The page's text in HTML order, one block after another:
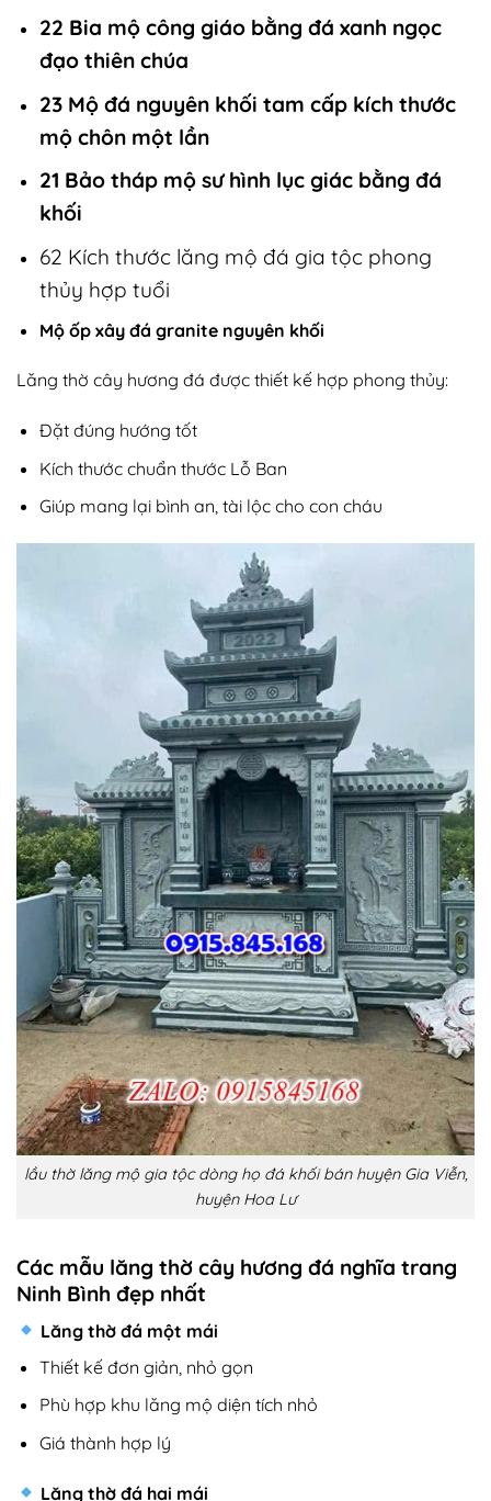
22 Bia mộ công giáo bằng đá xanh ngọc
đạo thiên chúa
23 Mộ đá nguyên khối tam cấp kích thước
mộ chôn một lần
21 Bảo tháp mộ sư hình lục giác bằng đá
khối
62 Kích thước lăng mộ đá gia tộc phong
thủy hợp tuổi
Mộ ốp xây đá granite nguyên khối
Lăng thờ cây hương đá được thiết kế hợp phong thủy:
Đặt đúng hướng tốt
Kích thước chuẩn thước Lỗ Ban
Giúp mang lại bình an, tài lộc cho con cháu
lầu thờ lăng mộ gia tộc dòng họ đá khối bán huyện Gia Viễn,
huyện Hoa Lư
Các mẫu lăng thờ cây hương đá nghĩa trang
Ninh Bình đẹp nhất
Lăng thờ đá một mái
Thiết kế đơn giản, nhỏ gọn
Phù hợp khu lăng mộ diện tích nhỏ
Giá thành hợp lý
Lăng thờ đá hai mái